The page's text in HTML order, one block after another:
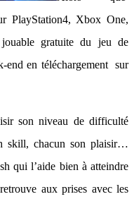
PlayStation4, Xbox One,
gratuite du jeu de
end en téléchargement sur
son niveau de difficulté
skill, chacun son plaisir…
qui l’aide bien à atteindre
aux prises avec les